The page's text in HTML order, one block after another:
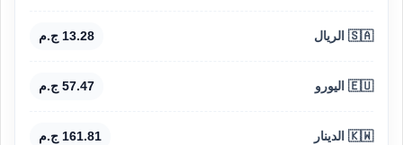
🇸🇦 الريال 13.28 ج.م
🇪🇺 اليورو 57.47 ج.م
🇰🇼 الدينار 161.81 ج.م